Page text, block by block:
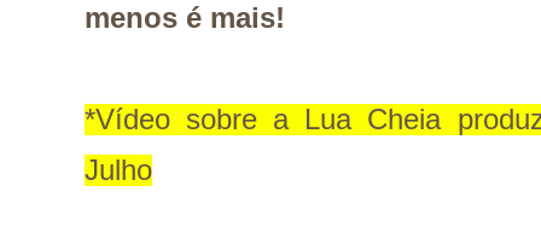
menos é mais!
*Vídeo sobre a Lua Cheia
Julho